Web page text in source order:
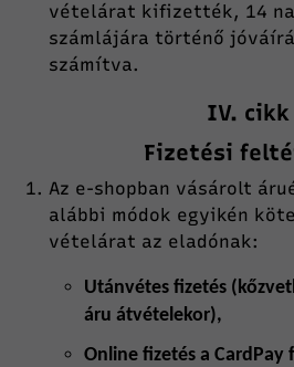
vételárat kifizették, 14
számlájára történő
számítva.
IV. cikk
Fizetési
Az e-shopban vásárolt
alábbi módok egyikén
vételárat az eladónak:
Utánvétes fizetés
áru átvételekor),
Online fizetés a CardPay